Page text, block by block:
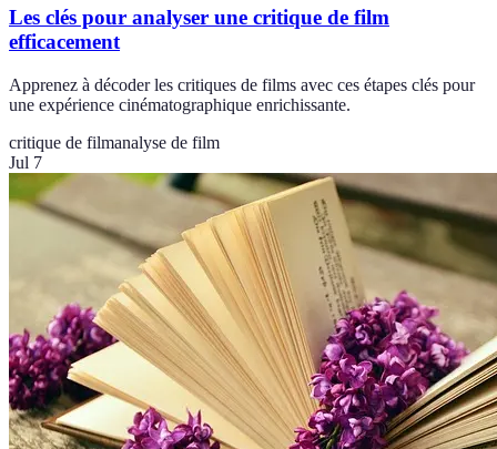
Les clés pour analyser une critique de film
efficacement
Apprenez à décoder les critiques de films avec ces étapes clés pour
une expérience cinématographique enrichissante.
critique de filmanalyse de film
Jul 7